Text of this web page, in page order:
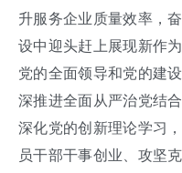
升服务企业质量效率，
设中迎头赶上展现新作
党的全面领导和党的建
深推进全面从严治党结
深化党的创新理论学习
员干部干事创业、攻坚